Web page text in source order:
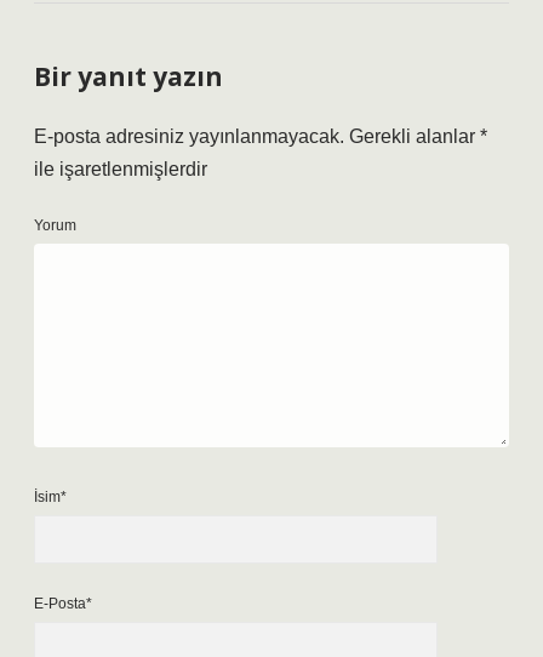
Bir yanıt yazın
E-posta adresiniz yayınlanmayacak. Gerekli alanlar *
ile işaretlenmişlerdir
Yorum
İsim*
E-Posta*